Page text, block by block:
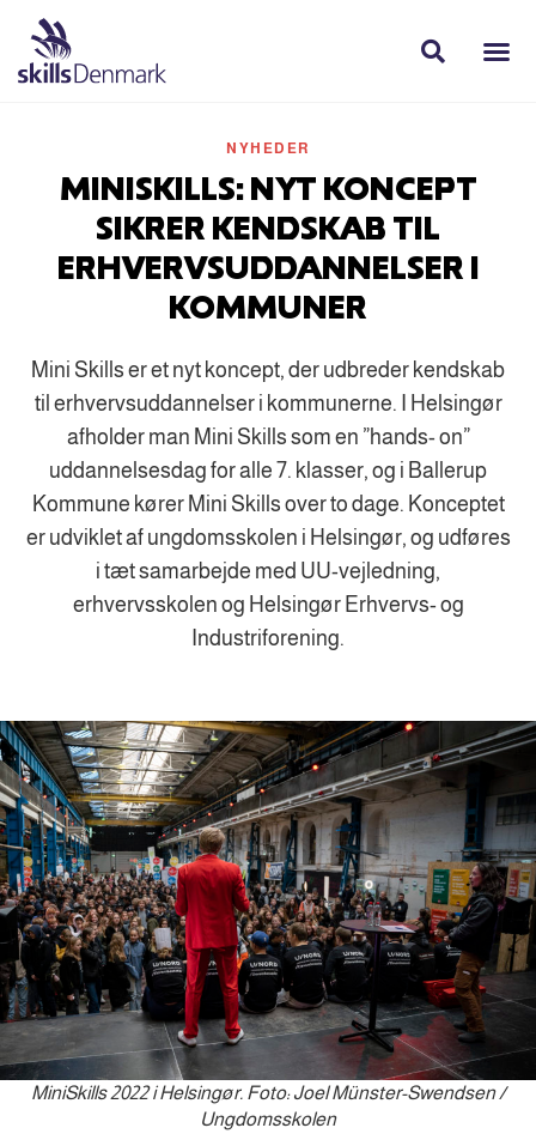
NYHEDER
MINISKILLS: NYT KONCEPT
SIKRER KENDSKAB TIL
ERHVERVSUDDANNELSER I
KOMMUNER
Mini Skills er et nyt koncept, der udbreder kendskab
til erhvervsuddannelser i kommunerne. I Helsingør
afholder man Mini Skills som en ”hands- on”
uddannelsesdag for alle 7. klasser, og i Ballerup
Kommune kører Mini Skills over to dage. Konceptet
er udviklet af ungdomsskolen i Helsingør, og udføres
i tæt samarbejde med UU-vejledning,
erhvervsskolen og Helsingør Erhvervs- og
Industriforening.
MiniSkills 2022 i Helsingør. Foto: Joel Münster-Swendsen /
Ungdomsskolen